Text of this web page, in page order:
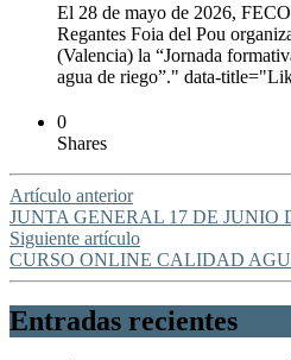
El 28 de mayo de 2026,
Regantes Foia del Pou
(Valencia) la “Jornada
agua de riego”." data-
0
Shares
Artículo anterior
JUNTA GENERAL 17 DE JUNIO
Siguiente artículo
CURSO ONLINE CALIDAD
Entradas recientes